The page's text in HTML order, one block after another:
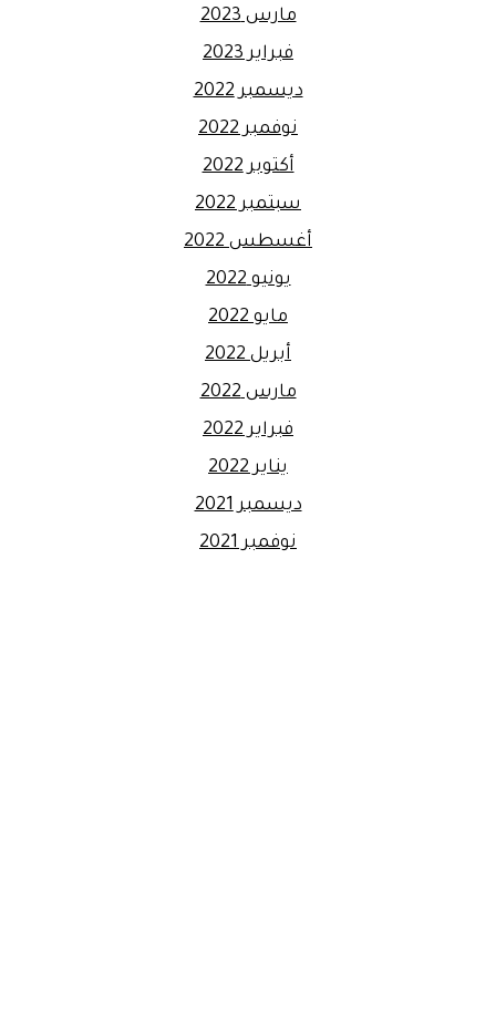
مارس 2023
فبراير 2023
ديسمبر 2022
نوفمبر 2022
أكتوبر 2022
سبتمبر 2022
أغسطس 2022
يونيو 2022
مايو 2022
أبريل 2022
مارس 2022
فبراير 2022
يناير 2022
ديسمبر 2021
نوفمبر 2021